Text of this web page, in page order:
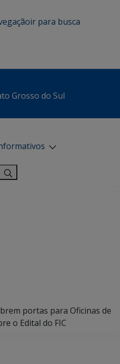
ir para busca
Grosso do Sul
portas para Oficinas de
o Edital do FIC